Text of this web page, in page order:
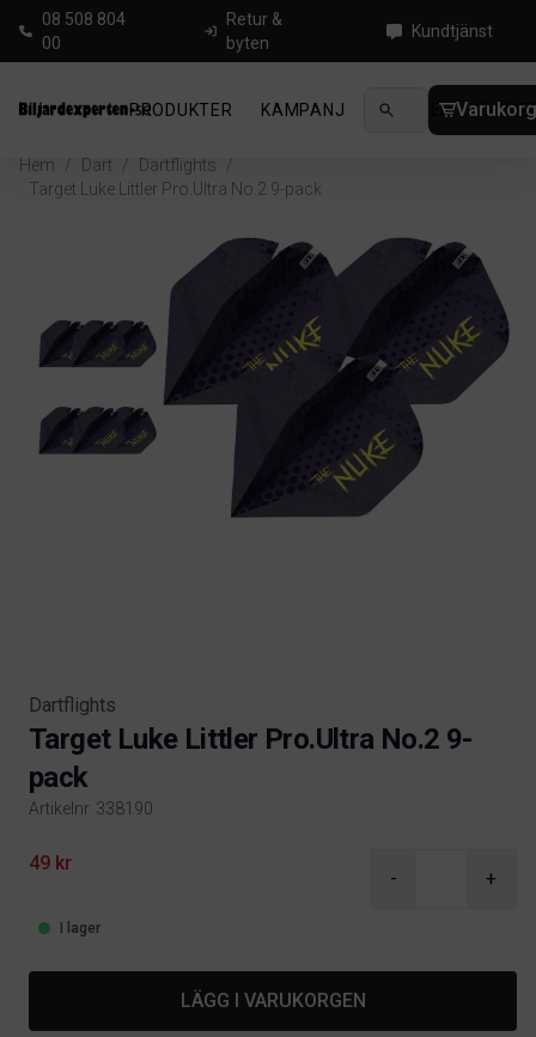
08 508 804
00
Retur &
byten
Kundtjänst
PRODUKTER KAMPANJ NYHETER
Hem / Dart / Dartflights
/
Target Luke Littler Pro.Ultra No.2 9-pack
Dartflights
Target Luke Littler Pro.Ultra No.2 9-
pack
Artikelnr. 338190
Product information
49 kr
- +
I lager
LÄGG I VARUKORGEN